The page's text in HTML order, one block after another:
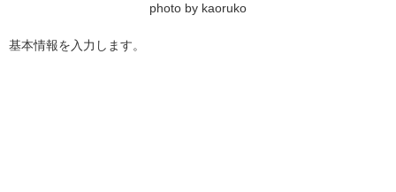
photo by kaoruko
基本情報を入力します。